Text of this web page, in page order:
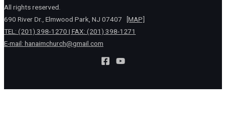
All rights reserved.
690 River Dr., Elmwood Park, NJ 07407
[MAP]
TEL: (201) 398-1270 | FAX: (201) 398-1271
E-mail: hanaimchurch@gmail.com